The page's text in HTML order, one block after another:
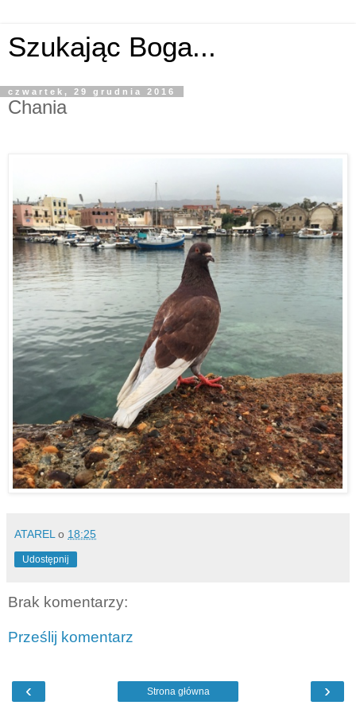
Szukając Boga...
czwartek, 29 grudnia 2016
Chania
ATAREL o 18:25
Udostępnij
Brak komentarzy:
Prześlij komentarz
‹ ›
Strona główna